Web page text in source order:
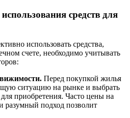
средств для
использовать средства,
счете, необходимо учитывать
Перед покупкой жилья
ситуацию на рынке и выбрать
приобретения. Часто цены на
разумный подход позволит